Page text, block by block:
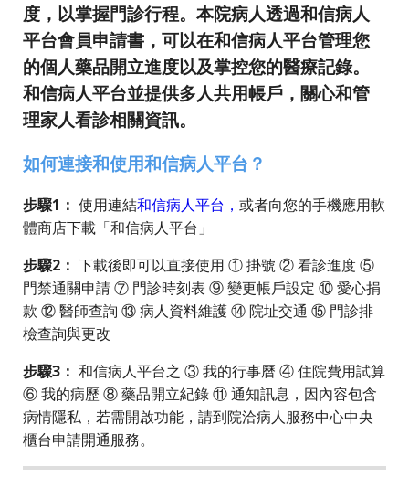
度，以掌握門診行程。本院病人透過和信病人
平台會員申請書，可以在和信病人平台管理您
的個人藥品開立進度以及掌控您的醫療記錄。
和信病人平台並提供多人共用帳戶，關心和管
理家人看診相關資訊。
如何連接和使用和信病人平台？
步驟1： 使用連結和信病人平台， 或者向您的手機應用軟
體商店下載「和信病人平台」
步驟2： 下載後即可以直接使用 ① 掛號 ② 看診進度 ⑤
門禁通關申請 ⑦ 門診時刻表 ⑨ 變更帳戶設定 ⑩ 愛心捐
款 ⑫ 醫師查詢 ⑬ 病人資料維護 ⑭ 院址交通 ⑮ 門診排
檢查詢與更改
步驟3： 和信病人平台之 ③ 我的行事曆 ④ 住院費用試算
⑥ 我的病歷 ⑧ 藥品開立紀錄 ⑪ 通知訊息，因內容包含
病情隱私，若需開啟功能，請到院洽病人服務中心中央
櫃台申請開通服務。